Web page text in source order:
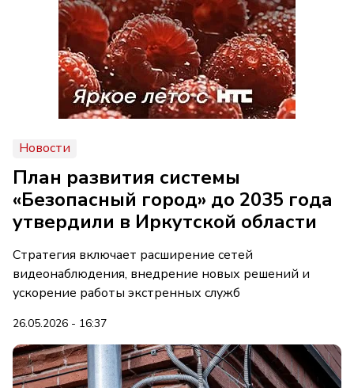
Новости
План развития системы
«Безопасный город» до 2035 года
утвердили в Иркутской области
Стратегия включает расширение сетей
видеонаблюдения, внедрение новых решений и
ускорение работы экстренных служб
26.05.2026 - 16:37